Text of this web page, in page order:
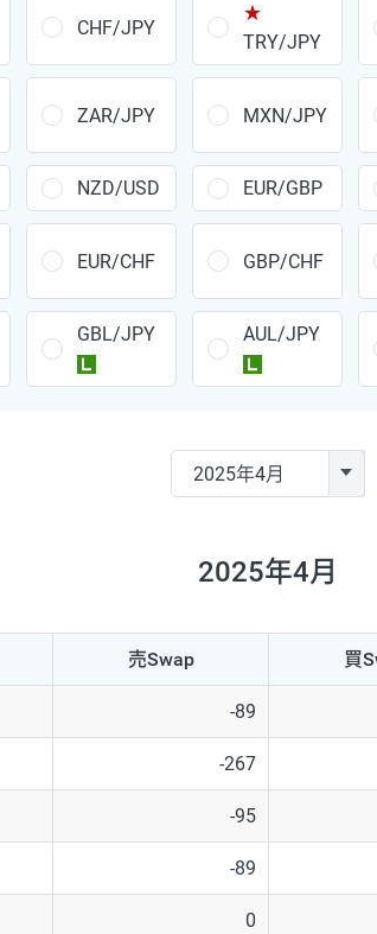
106円
28円
38円
34円
35円
16円
130円
140円
41円
71円
103円
43円
66円
CHF/JPY
★
TRY/JPY
ZAR/JPY MXN/JPY
NZD/USD EUR/GBP
EUR/CHF GBP/CHF
GBL/JPY
AUL/JPY
2025年4月
売Swap 買
-89
-267
-95
-89
0